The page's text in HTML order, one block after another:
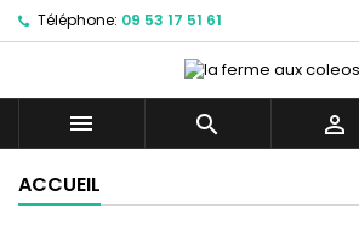
Téléphone: 09 53 17 51 61
  
ACCUEIL